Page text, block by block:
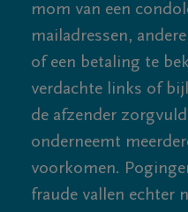
mom van een
mailadressen,
of een betaling te
verdachte links of
de afzender
onderneemt
voorkomen.
fraude vallen echter